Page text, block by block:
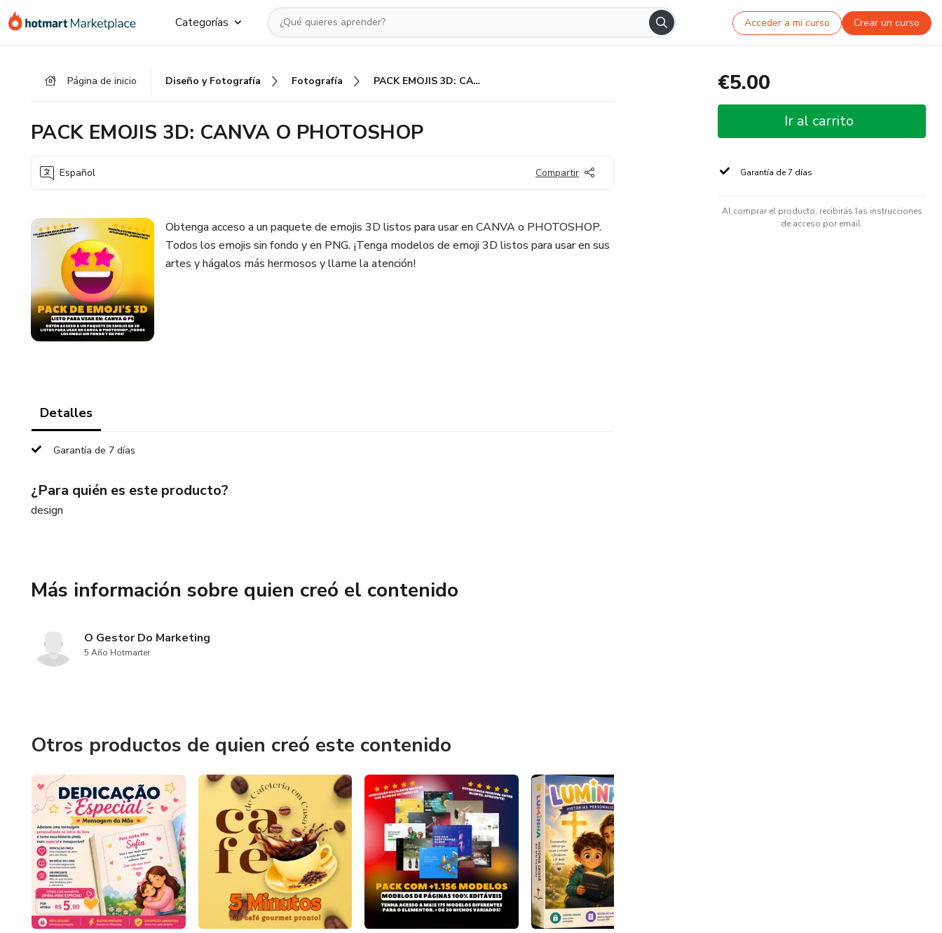
Categorías Acceder a mi curso Crear un curso
Página de inicio Diseño y Fotografía Fotografía PACK EMOJIS 3D: CANVA O PHOTOSHOP
PACK EMOJIS 3D: CANVA O PHOTOSHOP
Español Compartir
Obtenga acceso a un paquete de emojis 3D listos para usar en CANVA o PHOTOSHOP.
Todos los emojis sin fondo y en PNG. ¡Tenga modelos de emoji 3D listos para usar en sus
artes y hágalos más hermosos y llame la atención!
Detalles
Garantía de 7 días
¿Para quién es este producto?
design
Más información sobre quien creó el contenido
O Gestor Do Marketing
5 Año Hotmarter
Otros productos de quien creó este contenido
€5.00
Ir al carrito
Garantía de 7 días
Al comprar el producto, recibirás las instrucciones
de acceso por email.